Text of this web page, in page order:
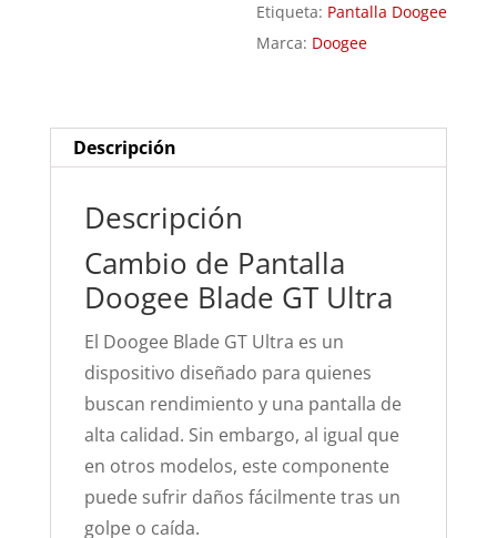
Etiqueta: Pantalla Doogee
Marca: Doogee
Descripción
Descripción
Cambio de Pantalla
Doogee Blade GT Ultra
El Doogee Blade GT Ultra es un
dispositivo diseñado para quienes
buscan rendimiento y una pantalla de
alta calidad. Sin embargo, al igual que
en otros modelos, este componente
puede sufrir daños fácilmente tras un
golpe o caída.